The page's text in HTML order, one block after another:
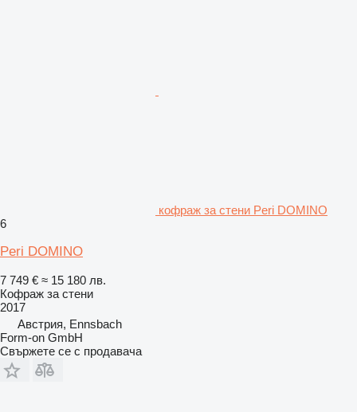
кофраж за стени Peri DOMINO
6
Peri DOMINO
7 749 € ≈ 15 180 лв.
Кофраж за стени
2017
Австрия, Ennsbach
Form-on GmbH
Свържете се с продавача